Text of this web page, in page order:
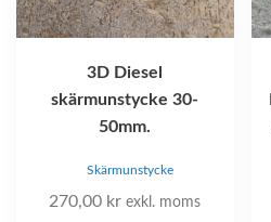
3D Diesel
skärmunstycke 30-
50mm.
Skärmunstycke
270,00 kr exkl. moms